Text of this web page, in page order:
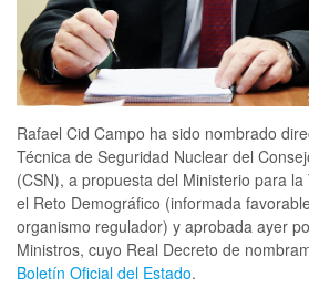
Rafael Cid Campo ha sido nombrado
Técnica de Seguridad Nuclear del
(CSN), a propuesta del Ministerio para
el Reto Demográfico (informada
organismo regulador) y aprobada ayer
Ministros, cuyo Real Decreto de
Boletín Oficial del Estado.